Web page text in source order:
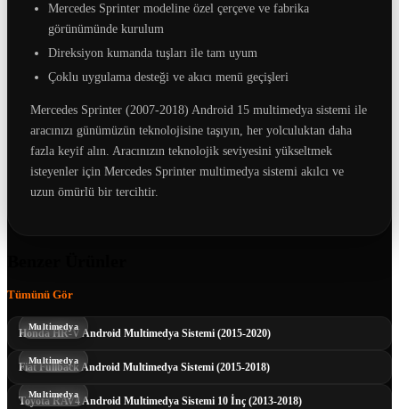
Mercedes Sprinter modeline özel çerçeve ve fabrika
görünümünde kurulum
Direksiyon kumanda tuşları ile tam uyum
Çoklu uygulama desteği ve akıcı menü geçişleri
Mercedes Sprinter (2007-2018) Android 15 multimedya sistemi ile
aracınızı günümüzün teknolojisine taşıyın, her yolculuktan daha
fazla keyif alın. Aracınızın teknolojik seviyesini yükseltmek
isteyenler için Mercedes Sprinter multimedya sistemi akılcı ve
uzun ömürlü bir tercihtir.
Tümünü Gör
Honda HR-V Android Multimedya Sistemi (2015-2020)
Multimedya
Fiat Fullback Android Multimedya Sistemi (2015-2018)
Multimedya
Toyota RAV4 Android Multimedya Sistemi 10 İnç (2013-2018)
Multimedya